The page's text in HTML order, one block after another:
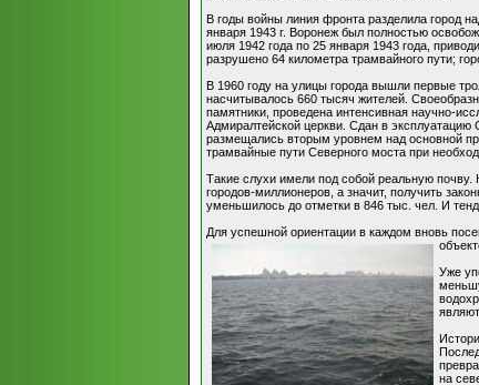
В годы войны линия фронта разделила город
января 1943 г. Воронеж был полностью
июля 1942 года по 25 января 1943 года,
разрушено 64 километра трамвайного пути;
В 1960 году на улицы города вышли первые
насчитывалось 660 тысяч жителей.
памятники, проведена интенсивная научно-
Адмиралтейской церкви. Сдан в
размещались вторым уровнем над основной
трамвайные пути Северного моста при
Такие слухи имели под собой реальную
городов-миллионеров, а значит, получить
уменьшилось до отметки в 846 тыс. чел. И
Для успешной ориентации в каждом вновь
Уже
на